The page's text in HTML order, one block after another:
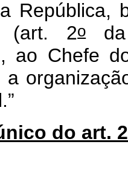
República,
(art. 2oda
ao Chefe
a
do art.